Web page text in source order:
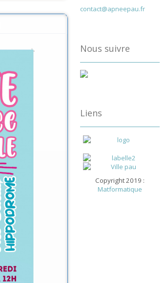
contact@apneepau.fr
Nous suivre
Liens
Copyright 2019 :
Matformatique